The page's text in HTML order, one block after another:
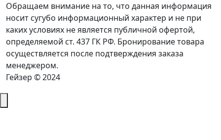
Обращаем внимание на то, что данная информация
носит сугубо информационный характер и не при
каких условиях не является публичной офертой,
определяемой ст. 437 ГК РФ. Бронирование товара
осуществляется после подтверждения заказа
менеджером.
Гейзер © 2024